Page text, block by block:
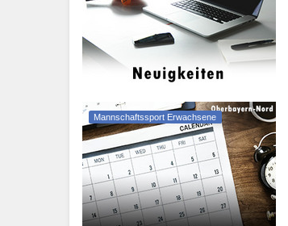
Mannschaftssport Erwachsene